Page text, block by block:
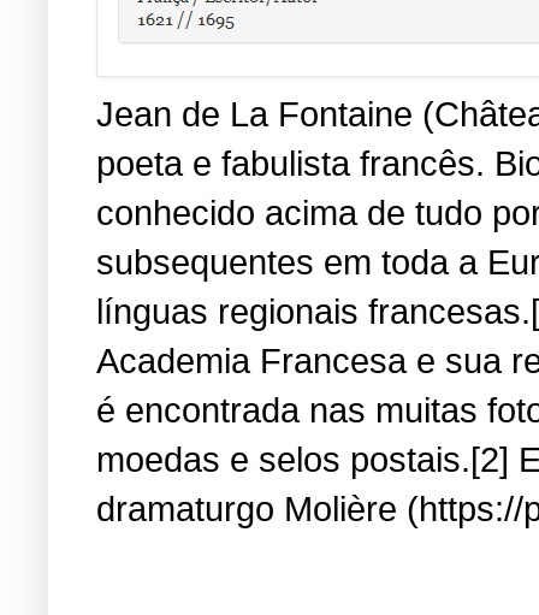
Jean de La Fontaine
poeta e fabulista francês.
conhecido acima de tudo
subsequentes em toda a
línguas regionais
Academia Francesa e sua
é encontrada nas muitas
moedas e selos postais.[2]
dramaturgo Molière